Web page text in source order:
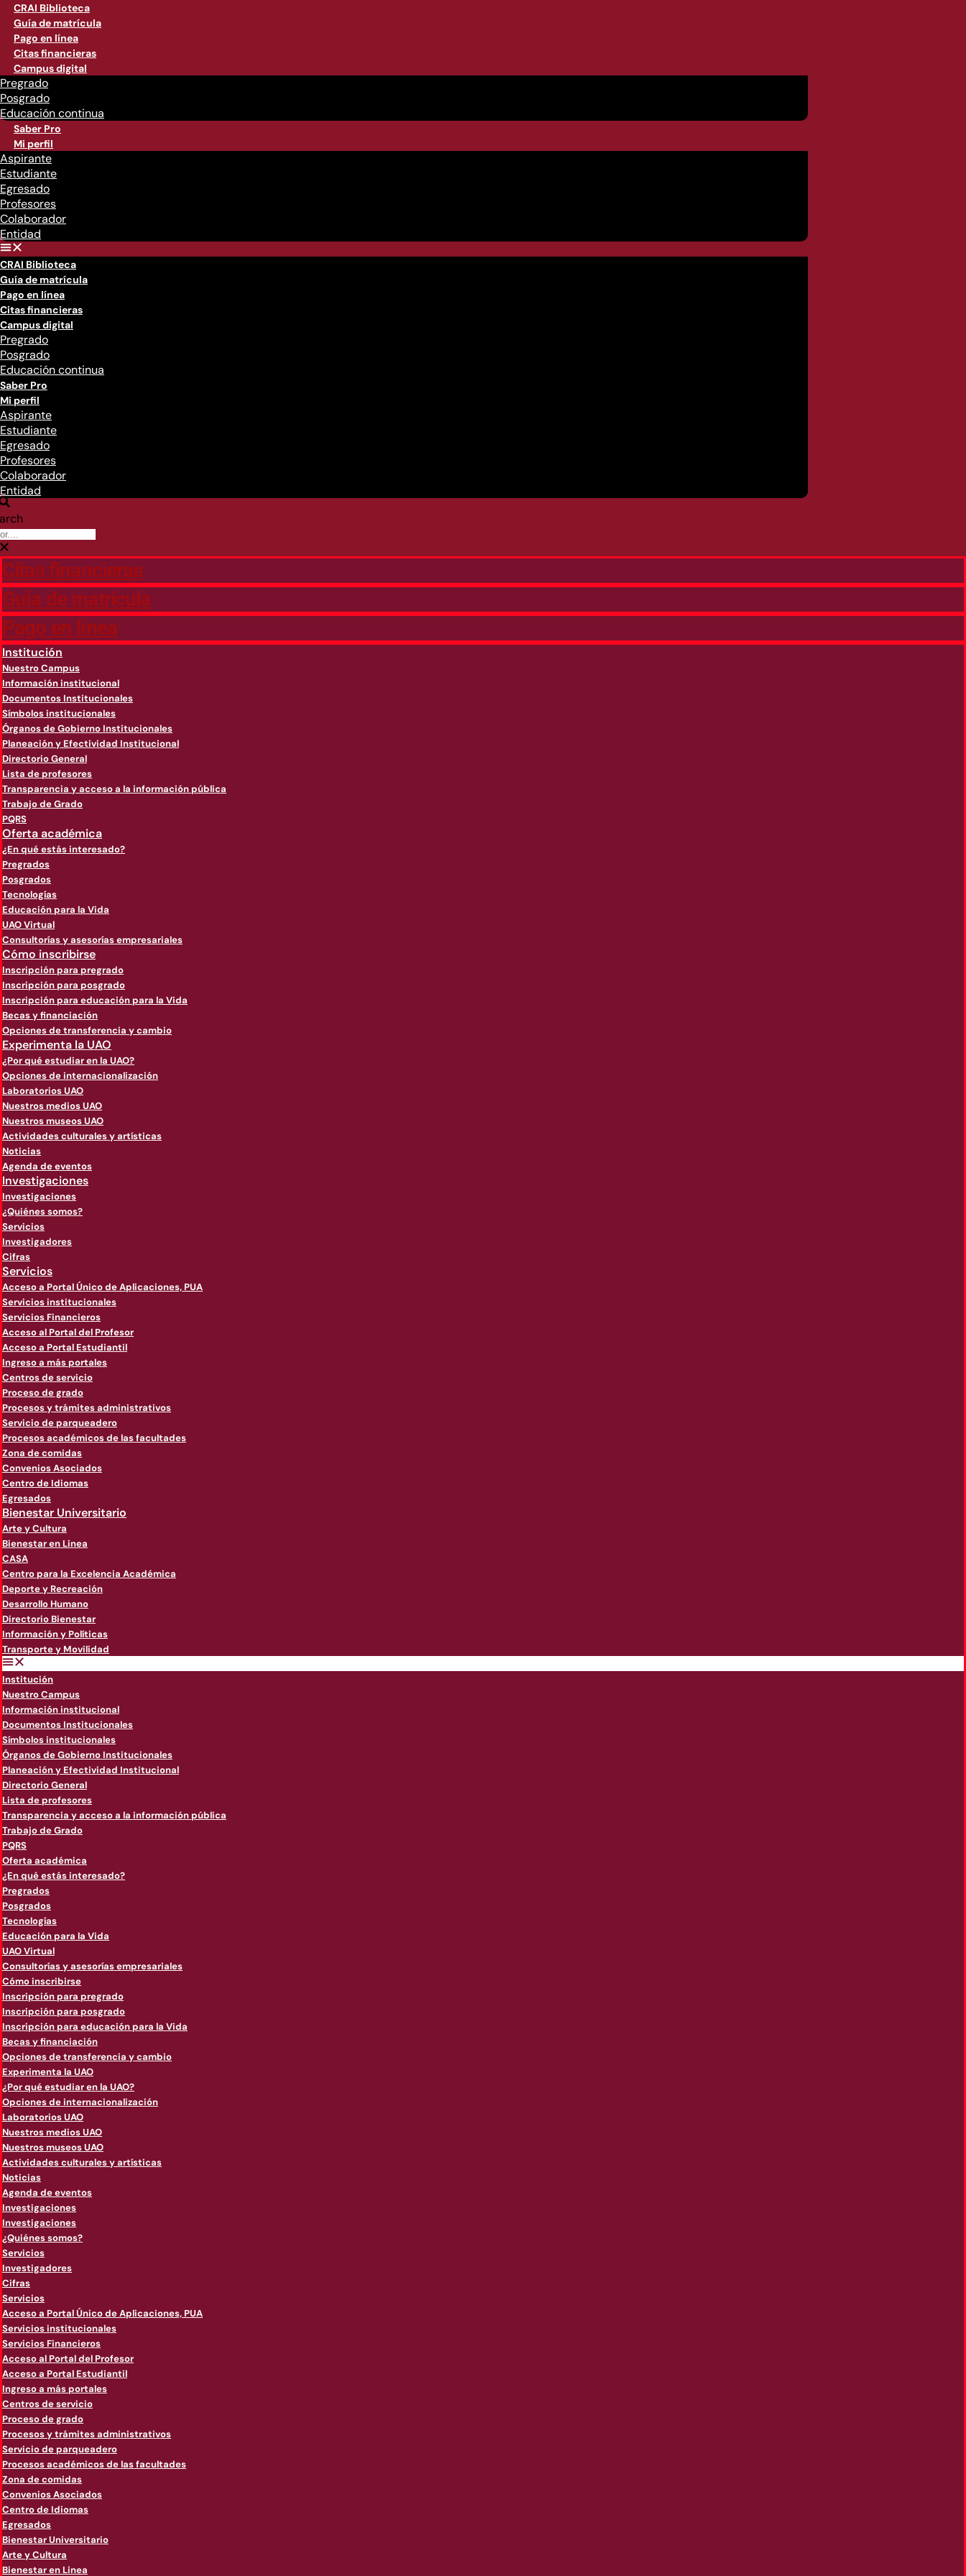
CRAI Biblioteca
Guía de matrícula
Pago en línea
Citas financieras
Campus digital
Pregrado
Posgrado
Educación continua
Saber Pro
Mi perfil
Aspirante
Estudiante
Egresado
Profesores
Colaborador
Entidad
CRAI Biblioteca
Guía de matrícula
Pago en línea
Citas financieras
Campus digital
Pregrado
Posgrado
Educación continua
Saber Pro
Mi perfil
Aspirante
Estudiante
Egresado
Profesores
Colaborador
Entidad
Citas financieras
Guía de matricula
Pago en línea
Institución
Nuestro Campus
Información institucional
Documentos Institucionales
Símbolos institucionales
Órganos de Gobierno Institucionales
Planeación y Efectividad Institucional
Directorio General
Lista de profesores
Transparencia y acceso a la información pública
Trabajo de Grado
PQRS
Oferta académica
¿En qué estás interesado?
Pregrados
Posgrados
Tecnologías
Educación para la Vida
UAO Virtual
Consultorías y asesorías empresariales
Cómo inscribirse
Inscripción para pregrado
Inscripción para posgrado
Inscripción para educación para la Vida
Becas y financiación
Opciones de transferencia y cambio
Experimenta la UAO
¿Por qué estudiar en la UAO?
Opciones de internacionalización
Laboratorios UAO
Nuestros medios UAO
Nuestros museos UAO
Actividades culturales y artísticas
Noticias
Agenda de eventos
Investigaciones
Investigaciones
¿Quiénes somos?
Servicios
Investigadores
Cifras
Servicios
Acceso a Portal Único de Aplicaciones, PUA
Servicios institucionales
Servicios Financieros
Acceso al Portal del Profesor
Acceso a Portal Estudiantil
Ingreso a más portales
Centros de servicio
Proceso de grado
Procesos y trámites administrativos
Servicio de parqueadero
Procesos académicos de las facultades
Zona de comidas
Convenios Asociados
Centro de Idiomas
Egresados
Bienestar Universitario
Arte y Cultura
Bienestar en Linea
CASA
Centro para la Excelencia Académica
Deporte y Recreación
Desarrollo Humano
Directorio Bienestar
Información y Políticas
Transporte y Movilidad
Institución
Nuestro Campus
Información institucional
Documentos Institucionales
Símbolos institucionales
Órganos de Gobierno Institucionales
Planeación y Efectividad Institucional
Directorio General
Lista de profesores
Transparencia y acceso a la información pública
Trabajo de Grado
PQRS
Oferta académica
¿En qué estás interesado?
Pregrados
Posgrados
Tecnologías
Educación para la Vida
UAO Virtual
Consultorías y asesorías empresariales
Cómo inscribirse
Inscripción para pregrado
Inscripción para posgrado
Inscripción para educación para la Vida
Becas y financiación
Opciones de transferencia y cambio
Experimenta la UAO
¿Por qué estudiar en la UAO?
Opciones de internacionalización
Laboratorios UAO
Nuestros medios UAO
Nuestros museos UAO
Actividades culturales y artísticas
Noticias
Agenda de eventos
Investigaciones
Investigaciones
¿Quiénes somos?
Servicios
Investigadores
Cifras
Servicios
Acceso a Portal Único de Aplicaciones, PUA
Servicios institucionales
Servicios Financieros
Acceso al Portal del Profesor
Acceso a Portal Estudiantil
Ingreso a más portales
Centros de servicio
Proceso de grado
Procesos y trámites administrativos
Servicio de parqueadero
Procesos académicos de las facultades
Zona de comidas
Convenios Asociados
Centro de Idiomas
Egresados
Bienestar Universitario
Arte y Cultura
Bienestar en Linea